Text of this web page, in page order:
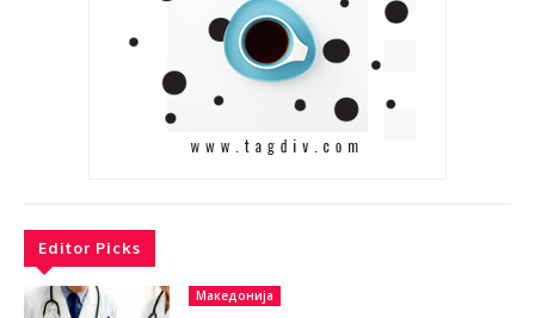
Editor Picks
Македонија